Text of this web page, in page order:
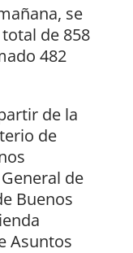
se
de 858
482
de la
de
de
Buenos
Asuntos